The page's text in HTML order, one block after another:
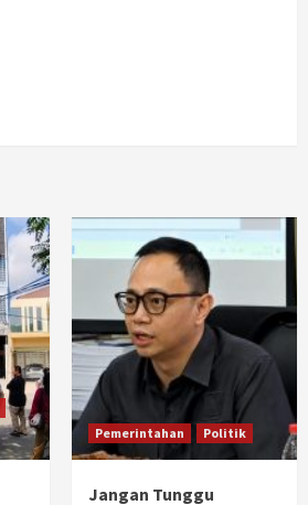
Pemerintahan Politik
Jangan Tunggu